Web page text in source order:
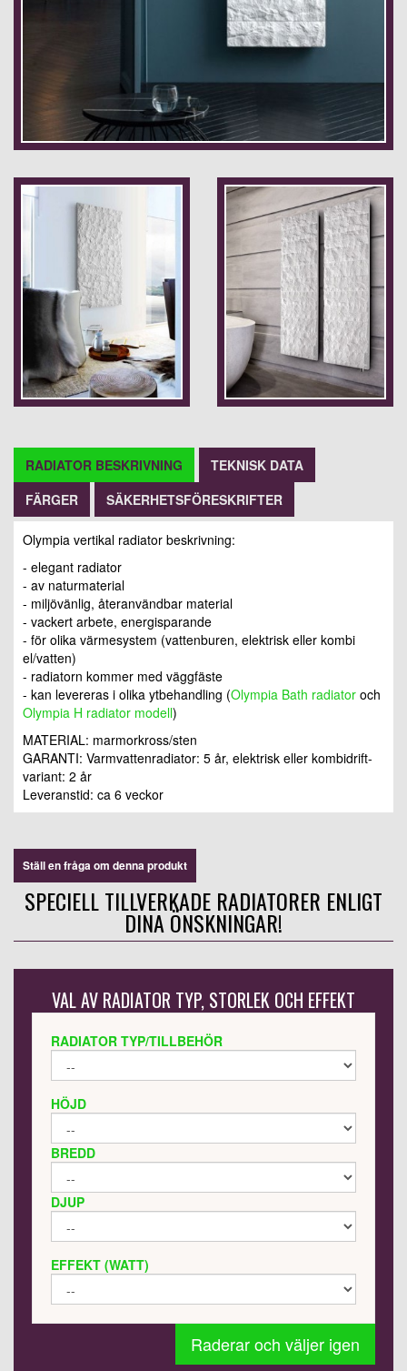
RADIATOR BESKRIVNING
TEKNISK DATA
FÄRGER
SÄKERHETSFÖRESKRIFTER
Olympia vertikal radiator beskrivning:
- elegant radiator
- av naturmaterial
- miljövänlig, återanvändbar material
- vackert arbete, energisparande
- för olika värmesystem (vattenburen, elektrisk eller kombi
el/vatten)
- radiatorn kommer med väggfäste
- kan levereras i olika ytbehandling (Olympia Bath radiator och
Olympia H radiator modell)
MATERIAL: marmorkross/sten
GARANTI: Varmvattenradiator: 5 år, elektrisk eller kombidrift-
variant: 2 år
Leveranstid: ca 6 veckor
Ställ en fråga om denna produkt
SPECIELL TILLVERKADE RADIATORER ENLIGT
DINA ÖNSKNINGAR!
VAL AV RADIATOR TYP, STORLEK OCH EFFEKT
RADIATOR TYP/TILLBEHÖR
HÖJD
BREDD
DJUP
EFFEKT (WATT)
Raderar och väljer igen